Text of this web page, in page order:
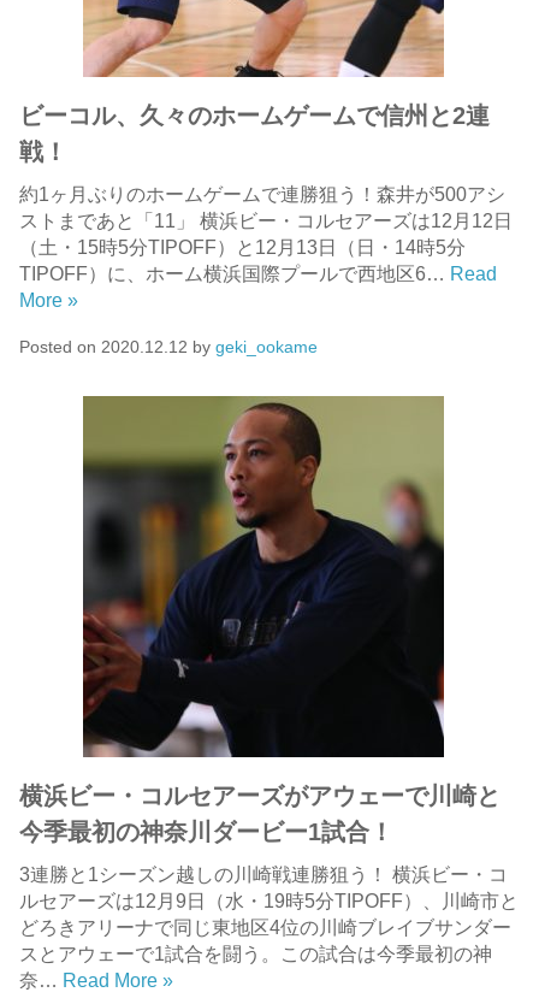
ビーコル、久々のホームゲームで信州と2連
戦！
約1ヶ月ぶりのホームゲームで連勝狙う！森井が500アシ
ストまであと「11」 横浜ビー・コルセアーズは12月12日
（土・15時5分TIPOFF）と12月13日（日・14時5分
TIPOFF）に、ホーム横浜国際プールで西地区6… Read
More »
Posted on 2020.12.12 by geki_ookame
横浜ビー・コルセアーズがアウェーで川崎と
今季最初の神奈川ダービー1試合！
3連勝と1シーズン越しの川崎戦連勝狙う！ 横浜ビー・コ
ルセアーズは12月9日（水・19時5分TIPOFF）、川崎市と
どろきアリーナで同じ東地区4位の川崎ブレイブサンダー
スとアウェーで1試合を闘う。この試合は今季最初の神
奈… Read More »